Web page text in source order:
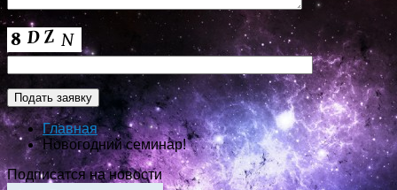
Главная
Новогодний семинар!
Подписатся на новости